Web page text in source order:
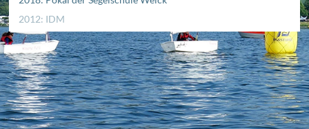
2012: IDM